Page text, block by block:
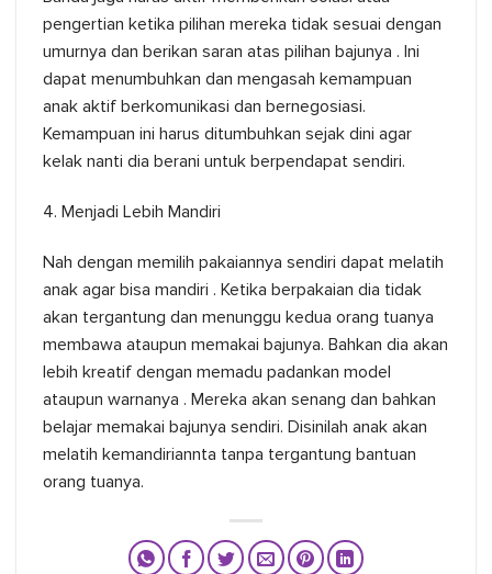
pengertian ketika pilihan mereka tidak sesuai dengan
umurnya dan berikan saran atas pilihan bajunya . Ini
dapat menumbuhkan dan mengasah kemampuan
anak aktif berkomunikasi dan bernegosiasi.
Kemampuan ini harus ditumbuhkan sejak dini agar
kelak nanti dia berani untuk berpendapat sendiri.
4. Menjadi Lebih Mandiri
Nah dengan memilih pakaiannya sendiri dapat melatih
anak agar bisa mandiri . Ketika berpakaian dia tidak
akan tergantung dan menunggu kedua orang tuanya
membawa ataupun memakai bajunya. Bahkan dia akan
lebih kreatif dengan memadu padankan model
ataupun warnanya . Mereka akan senang dan bahkan
belajar memakai bajunya sendiri. Disinilah anak akan
melatih kemandiriannta tanpa tergantung bantuan
orang tuanya.